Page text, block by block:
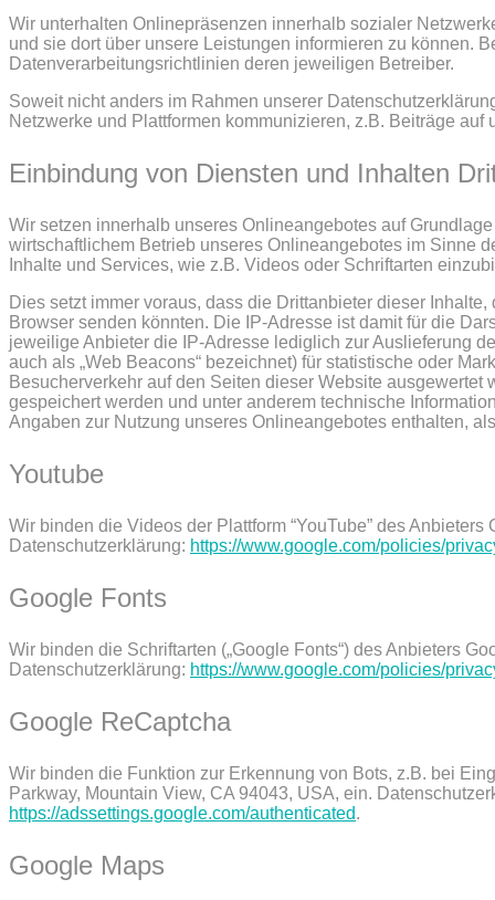
Wir unterhalten Onlinepräsenzen innerhalb sozialer
und sie dort über unsere Leistungen informieren zu können.
Datenverarbeitungsrichtlinien deren jeweiligen Betreiber.
Soweit nicht anders im Rahmen unserer
Netzwerke und Plattformen kommunizieren, z.B. Beiträge
Einbindung von Diensten und Inhalten
Wir setzen innerhalb unseres Onlineangebotes auf
wirtschaftlichem Betrieb unseres Onlineangebotes im Sinne
Inhalte und Services, wie z.B. Videos oder Schriftarten
Dies setzt immer voraus, dass die Drittanbieter dieser
Browser senden könnten. Die IP-Adresse ist damit für die
jeweilige Anbieter die IP-Adresse lediglich zur Auslieferung
auch als „Web Beacons“ bezeichnet) für statistische oder
Besucherverkehr auf den Seiten dieser Website
gespeichert werden und unter anderem technische
Angaben zur Nutzung unseres Onlineangebotes enthalten,
Youtube
Wir binden die Videos der Plattform “YouTube” des
Datenschutzerklärung: https://www.google.com/policies/
Google Fonts
Wir binden die Schriftarten („Google Fonts“) des Anbieters
Datenschutzerklärung: https://www.google.com/policies/
Google ReCaptcha
Wir binden die Funktion zur Erkennung von Bots, z.B. bei
Parkway, Mountain View, CA 94043, USA, ein.
https://adssettings.google.com/authenticated.
Google Maps